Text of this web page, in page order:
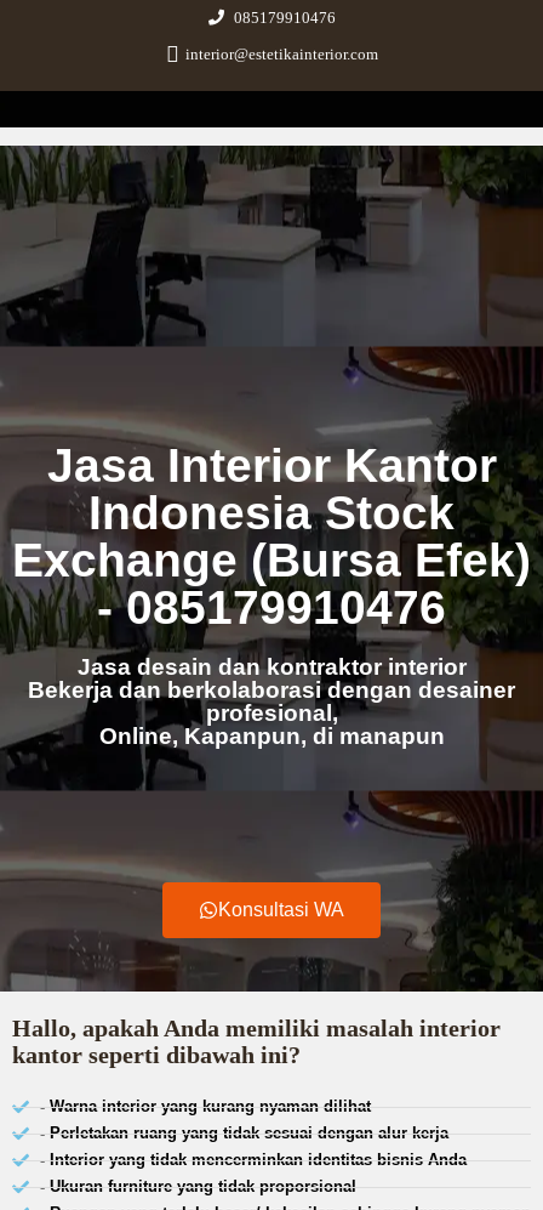
085179910476
interior@estetikainterior.com
Estetika Interior
Design & Build Consultant
Jasa Interior Kantor
Indonesia Stock
Exchange (Bursa Efek)
- 085179910476
Jasa desain dan kontraktor interior
Bekerja dan berkolaborasi dengan desainer
profesional,
Online, Kapanpun, di manapun
Konsultasi WA
Hallo, apakah Anda memiliki masalah interior
kantor seperti dibawah ini?
- Warna interior yang kurang nyaman dilihat
- Perletakan ruang yang tidak sesuai dengan alur kerja
- Interior yang tidak mencerminkan identitas bisnis Anda
- Ukuran furniture yang tidak proporsional